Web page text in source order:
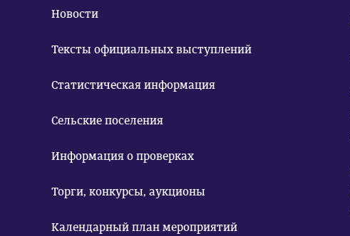
Новости
Тексты официальных выступлений
Статистическая информация
Сельские поселения
Информация о проверках
Торги, конкурсы, аукционы
Календарный план мероприятий